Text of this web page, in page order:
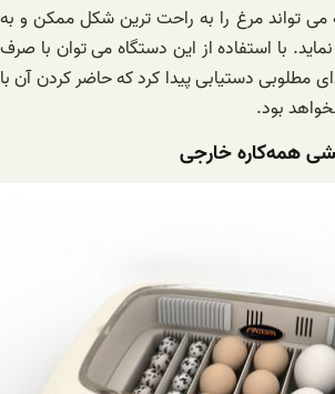
می تواند مرغ را به راحت ترین شکل ممکن و به
با استفاده از این دستگاه می توان با صرف
مطلوبی دستیابی پیدا کرد که حاضر کردن آن با
بود.
‌همه‌کاره خارجی